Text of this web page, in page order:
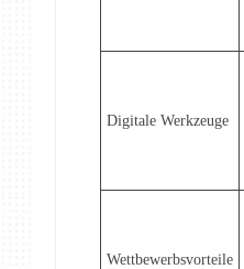
Digitale Werkzeuge
Wettbewerbsvorteile